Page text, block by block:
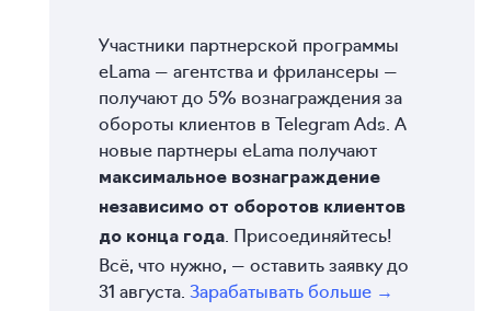
Участники партнерской программы
eLama — агентства и фрилансеры —
получают до 5% вознаграждения за
обороты клиентов в Telegram Ads. А
новые партнеры eLama получают
максимальное вознаграждение
независимо от оборотов клиентов
до конца года . Присоединяйтесь!
Всё, что нужно, — оставить заявку до
31 августа. Зарабатывать больше →